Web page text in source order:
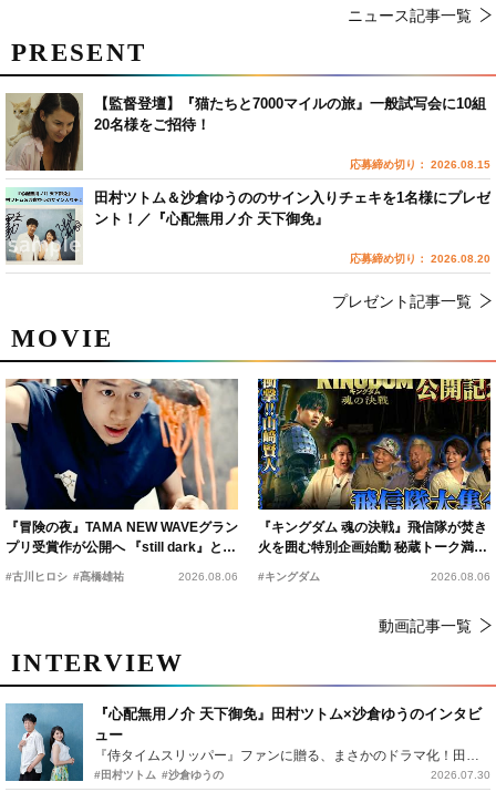
ニュース記事一覧
MOVIE
『冒険の夜』TAMA NEW WAVEグラン
プリ受賞作が公開へ 『still dark』と同
時上映決定
#古川ヒロシ #髙橋雄祐 2026.08.06
『キングダム 魂の決戦』飛信隊が焚き
火を囲む特別企画始動 秘蔵トーク満載
の“キングダムキャンプ”開催
#キングダム 2026.08.06
動画記事一覧
INTERVIEW
『心配無用ノ介 天下御免』田村ツトム×沙倉ゆうのインタビ
ュー
『侍タイムスリッパー』ファンに贈る、まさかのドラマ化！田村ツトム×沙倉ゆうのが語る『心配無用ノ介』撮影秘話
#田村ツトム #沙倉ゆうの 2026.07.30
PRESENT
【監督登壇】『猫たちと7000マイルの旅』一般試写会に10組
20名様をご招待！
応募締め切り： 2026.08.15
田村ツトム＆沙倉ゆうののサイン入りチェキを1名様にプレゼ
ント！／『心配無用ノ介 天下御免』
応募締め切り： 2026.08.20
プレゼント記事一覧